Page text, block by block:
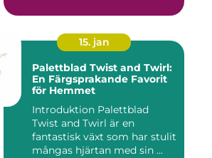
15. jan
Palettblad Twist and Twirl:
En Färgsprakande Favorit
för Hemmet
Introduktion Palettblad
Twist and Twirl är en
fantastisk växt som har stulit
mångas hjärtan med sin ...